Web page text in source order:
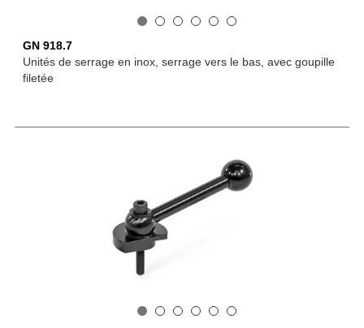
GN 918.7
Unités de serrage en inox, serrage vers le bas, avec goupille
filetée